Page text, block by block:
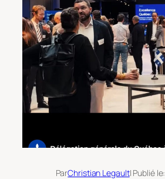
ParChristian Legault| Publié le: